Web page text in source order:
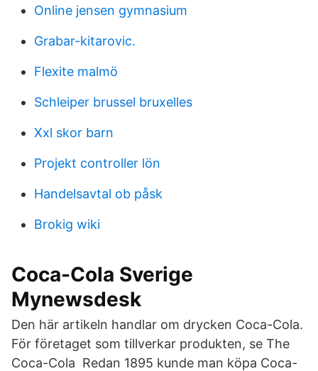
Online jensen gymnasium
Grabar-kitarovic.
Flexite malmö
Schleiper brussel bruxelles
Xxl skor barn
Projekt controller lön
Handelsavtal ob påsk
Brokig wiki
Coca-Cola Sverige
Mynewsdesk
Den här artikeln handlar om drycken Coca-Cola.
För företaget som tillverkar produkten, se The
Coca-Cola Redan 1895 kunde man köpa Coca-